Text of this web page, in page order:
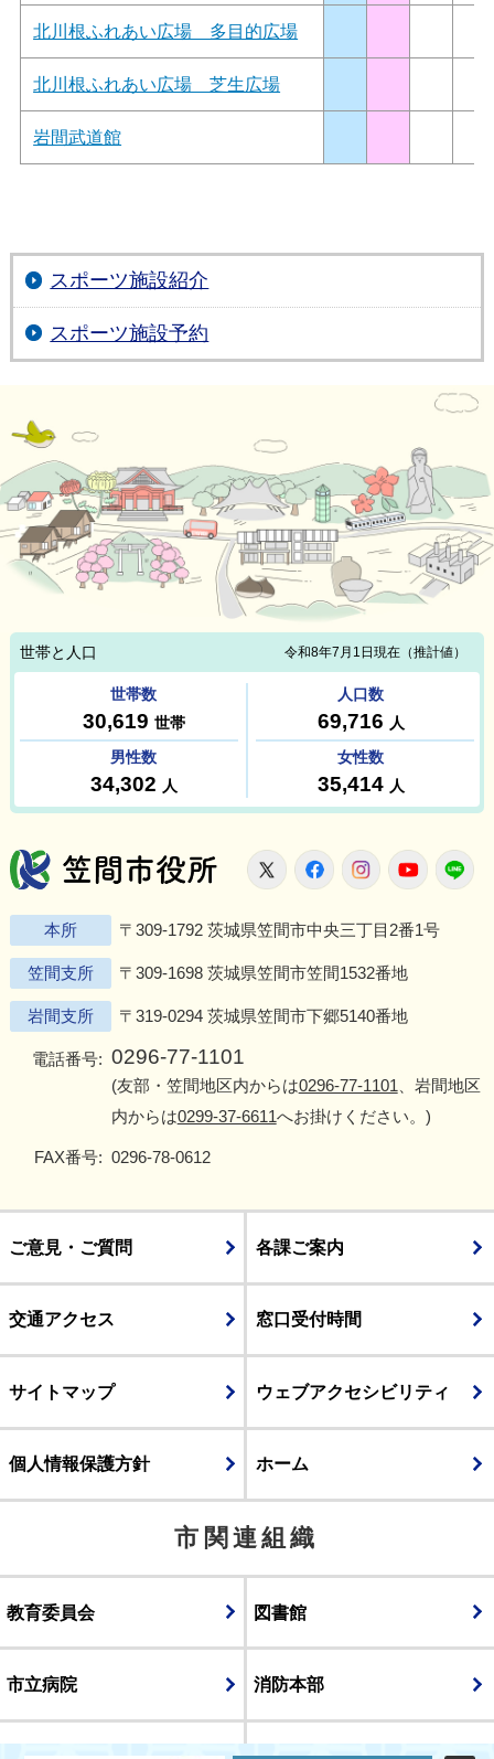
北川根ふれあい広場 多目的広場
北川根ふれあい広場 芝生広場
岩間武道館
スポーツ施設紹介
スポーツ施設予約
笠間市役所
X FacebookInstagram
本所 〒309-1792 茨城県笠間市中央三丁目2番1号
笠間支所 〒309-1698 茨城県笠間市笠間1532番地
岩間支所 〒319-0294 茨城県笠間市下郷5140番地
電話番号: 0296-77-1101
(友部・笠間地区内からは0296-77-1101 、岩間地区
内からは0299-37-6611へお掛けください。)
FAX番号: 0296-78-0612
ご意見・ご質問 各課ご案内
交通アクセス 窓口受付時間
サイトマップ ウェブアクセシビリティ
個人情報保護方針 ホーム
市関連組織
教育委員会 図書館
市立病院 消防本部